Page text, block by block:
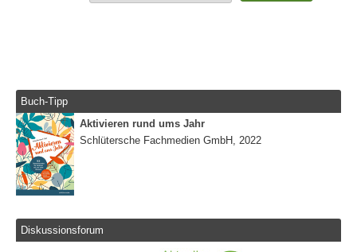
Buch-Tipp
Aktivieren rund ums Jahr
Schlütersche Fachmedien GmbH, 2022
Diskussionsforum